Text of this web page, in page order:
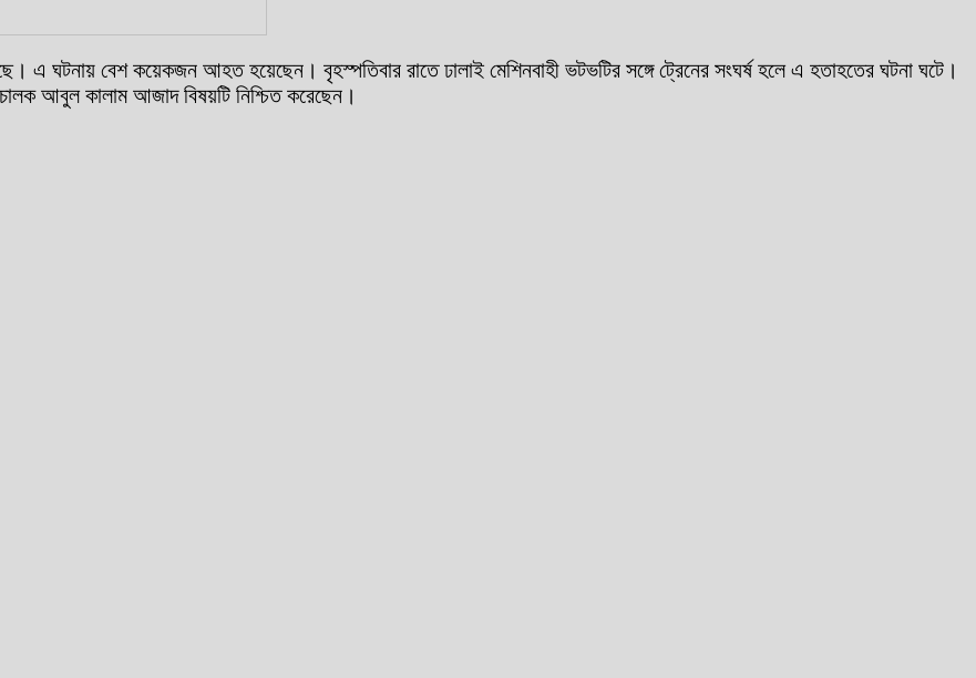
এ ঘটনায় বেশ কয়েকজন আহত হয়েছেন। বৃহস্পতিবার রাতে ঢালাই মেশিনবাহী ভটভটির সঙ্গে ট্রেনের সংঘর্ষ হলে এ হতাহতের ঘটনা ঘটে।
আবুল কালাম আজাদ বিষয়টি নিশ্চিত করেছেন।